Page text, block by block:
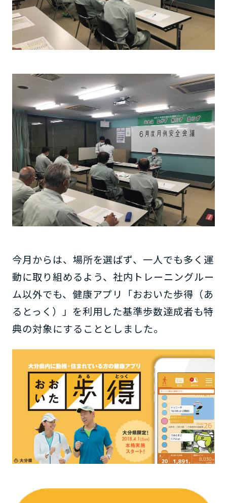
今月からは、場所を選ばず、一人でも多く運
動に取り組めるよう、社内トレーニングルー
ム以外でも、健康アプリ「おおいた歩得（あ
るとっく）」を利用した基準歩数達成者も特
典の対象にすることとしました。